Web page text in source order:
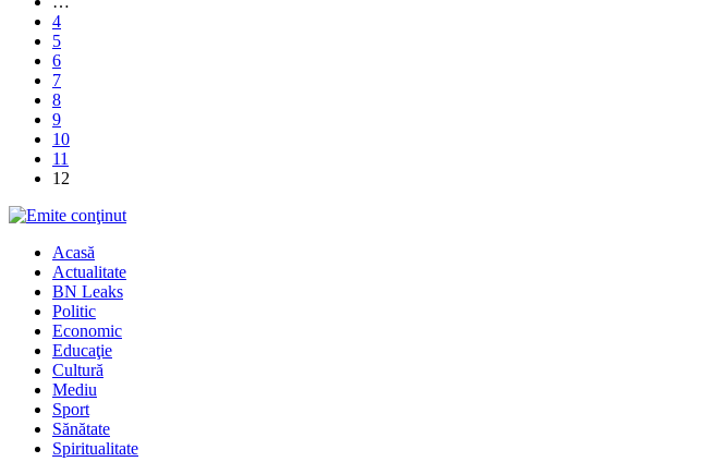
4
5
6
7
8
9
10
11
12
Acasă
Actualitate
BN Leaks
Politic
Economic
Educaţie
Cultură
Mediu
Sport
Sănătate
Spiritualitate